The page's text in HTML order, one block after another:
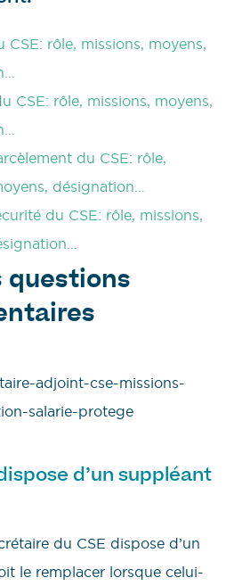
CSE: rôle, missions, moyens,
CSE: rôle, missions, moyens,
du CSE: rôle,
désignation…
du CSE: rôle, missions,
questions
d’un suppléant
du CSE dispose d’un
le remplacer lorsque celui-